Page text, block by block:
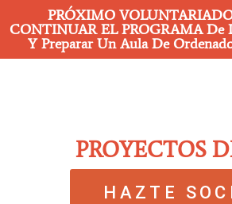
PRÓXIMO
CONTINUAR EL PROGRAMA
Y Preparar Un Aula De
PROYECTOS
HAZTE